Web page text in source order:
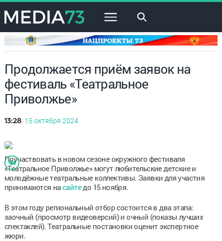
×
Продолжается приём заявок на
фестиваль «Театральное
Приволжье»
13:28 15 октября 2024
Поучаствовать в новом сезоне окружного фестиваля
«Театральное Приволжье» могут любительские детские и
молодёжные театральные коллективы. Заявки для участия
принимаются насайтедо 15 ноября.
В этом году региональный отбор состоится в два этапа:
заочный (просмотр видеоверсий) и очный (показы лучших
спектаклей). Театральные постановки оценит экспертное
жюри.